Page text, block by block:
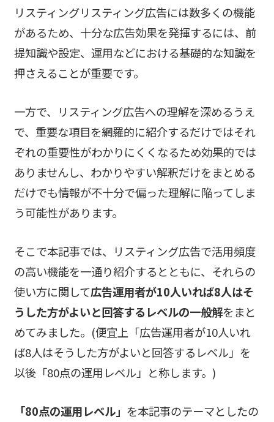
リスティングリスティング広告には数多くの機能
があるため、十分な広告効果を発揮するには、前
提知識や設定、運用などにおける基礎的な知識を
押さえることが重要です。
一方で、リスティング広告への理解を深めるうえ
で、重要な項目を網羅的に紹介するだけではそれ
ぞれの重要性がわかりにくくなるため効果的では
ありませんし、わかりやすい解釈だけをまとめる
だけでも情報が不十分で偏った理解に陥ってしま
う可能性があります。
そこで本記事では、リスティング広告で活用頻度
の高い機能を一通り紹介するとともに、それらの
使い方に関して広告運用者が10人いれば8人はそ
うした方がよいと回答するレベルの一般解をまと
めてみました。(便宜上「広告運用者が10人いれ
ば8人はそうした方がよいと回答するレベル」を
以後「80点の運用レベル」と称します。)
「80点の運用レベル」 を本記事のテーマとしたの